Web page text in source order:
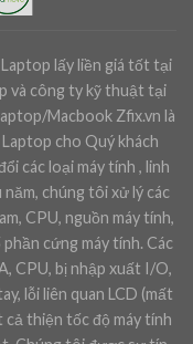
lấy liền giá tốt tại
và công ty kỹ thuật tại
Macbook Zfix.vn là
cho Quý khách
các loại máy tính , linh
năm, chúng tôi xử lý các
CPU, nguồn máy tính,
cứng máy tính. Các
CPU, bị nhập xuất I/O,
lỗi liên quan LCD (mất
cả thiện tốc độ máy tính